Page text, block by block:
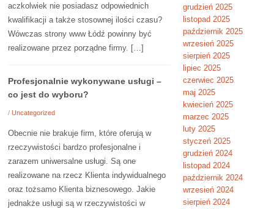
aczkolwiek nie posiadasz odpowiednich
kwalifikacji a także stosownej ilości czasu?
Wówczas strony www Łódź powinny być
realizowane przez porządne firmy. […]
Profesjonalnie wykonywane usługi –
co jest do wyboru?
/Uncategorized
Obecnie nie brakuje firm, które oferują w
rzeczywistości bardzo profesjonalne i
zarazem uniwersalne usługi. Są one
realizowane na rzecz Klienta indywidualnego
oraz tożsamo Klienta biznesowego. Jakie
jednakże usługi są w rzeczywistości w
grudzień 2025
listopad 2025
październik 2025
wrzesień 2025
sierpień 2025
lipiec 2025
czerwiec 2025
maj 2025
kwiecień 2025
marzec 2025
luty 2025
styczeń 2025
grudzień 2024
listopad 2024
październik 2024
wrzesień 2024
sierpień 2024